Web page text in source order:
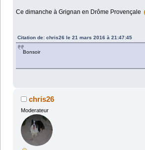
Ce dimanche à Grignan en Drôme Provençale
Citation de: chris26 le 21 mars 2016 à 21:47:45
Bonsoir
chris26
Moderateur